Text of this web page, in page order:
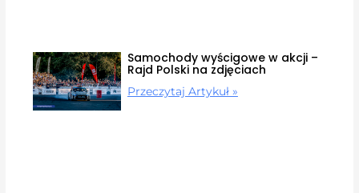
Samochody wyścigowe w akcji –
Rajd Polski na zdjęciach
Przeczytaj Artykuł »